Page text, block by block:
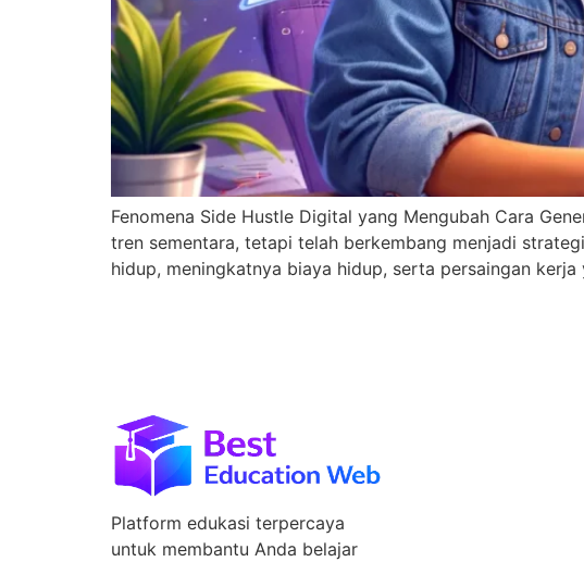
Fenomena Side Hustle Digital yang Mengubah Cara
tren sementara, tetapi telah berkembang menjadi
hidup, meningkatnya biaya hidup, serta persaingan
Platform edukasi terpercaya
untuk membantu Anda belajar